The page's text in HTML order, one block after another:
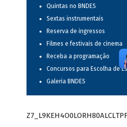
Quintas no BNDES
Sextas instrumentais
Reserva de ingressos
Filmes e festivais de cinema
Receba a programação
Concursos para Escolha de
Galeria BNDES